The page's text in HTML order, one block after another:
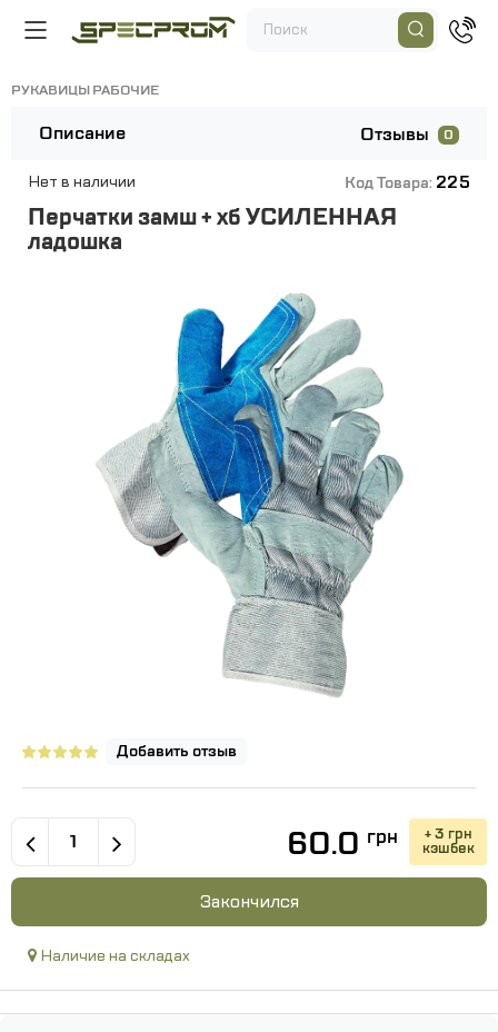
РУКАВИЦЫ РАБОЧИЕ
Описание Отзывы 0
Нет в наличии Код Товара: 225
Перчатки замш + хб УСИЛЕННАЯ
ладошка
Добавить отзыв
60.0 грн + 3 грн
кэшбек
Закончился
Наличие на складах